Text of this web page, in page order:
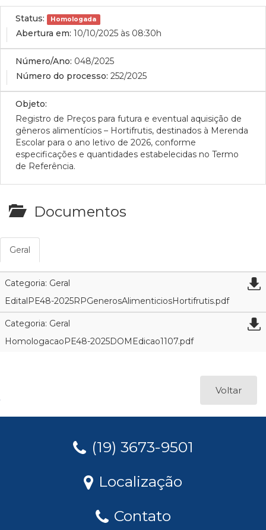
Status: Homologada
Abertura em: 10/10/2025 às 08:30h
Número/Ano: 048/2025
Número do processo: 252/2025
Objeto:
Registro de Preços para futura e eventual aquisição de
gêneros alimentícios – Hortifrutis, destinados à Merenda
Escolar para o ano letivo de 2026, conforme
especificações e quantidades estabelecidas no Termo
de Referência.
Documentos
Geral
Categoria: Geral
EditalPE48-2025RPGenerosAlimenticiosHortifrutis.pdf
Categoria: Geral
HomologacaoPE48-2025DOMEdicao1107.pdf
Voltar
(19) 3673-9501
Localização
Contato